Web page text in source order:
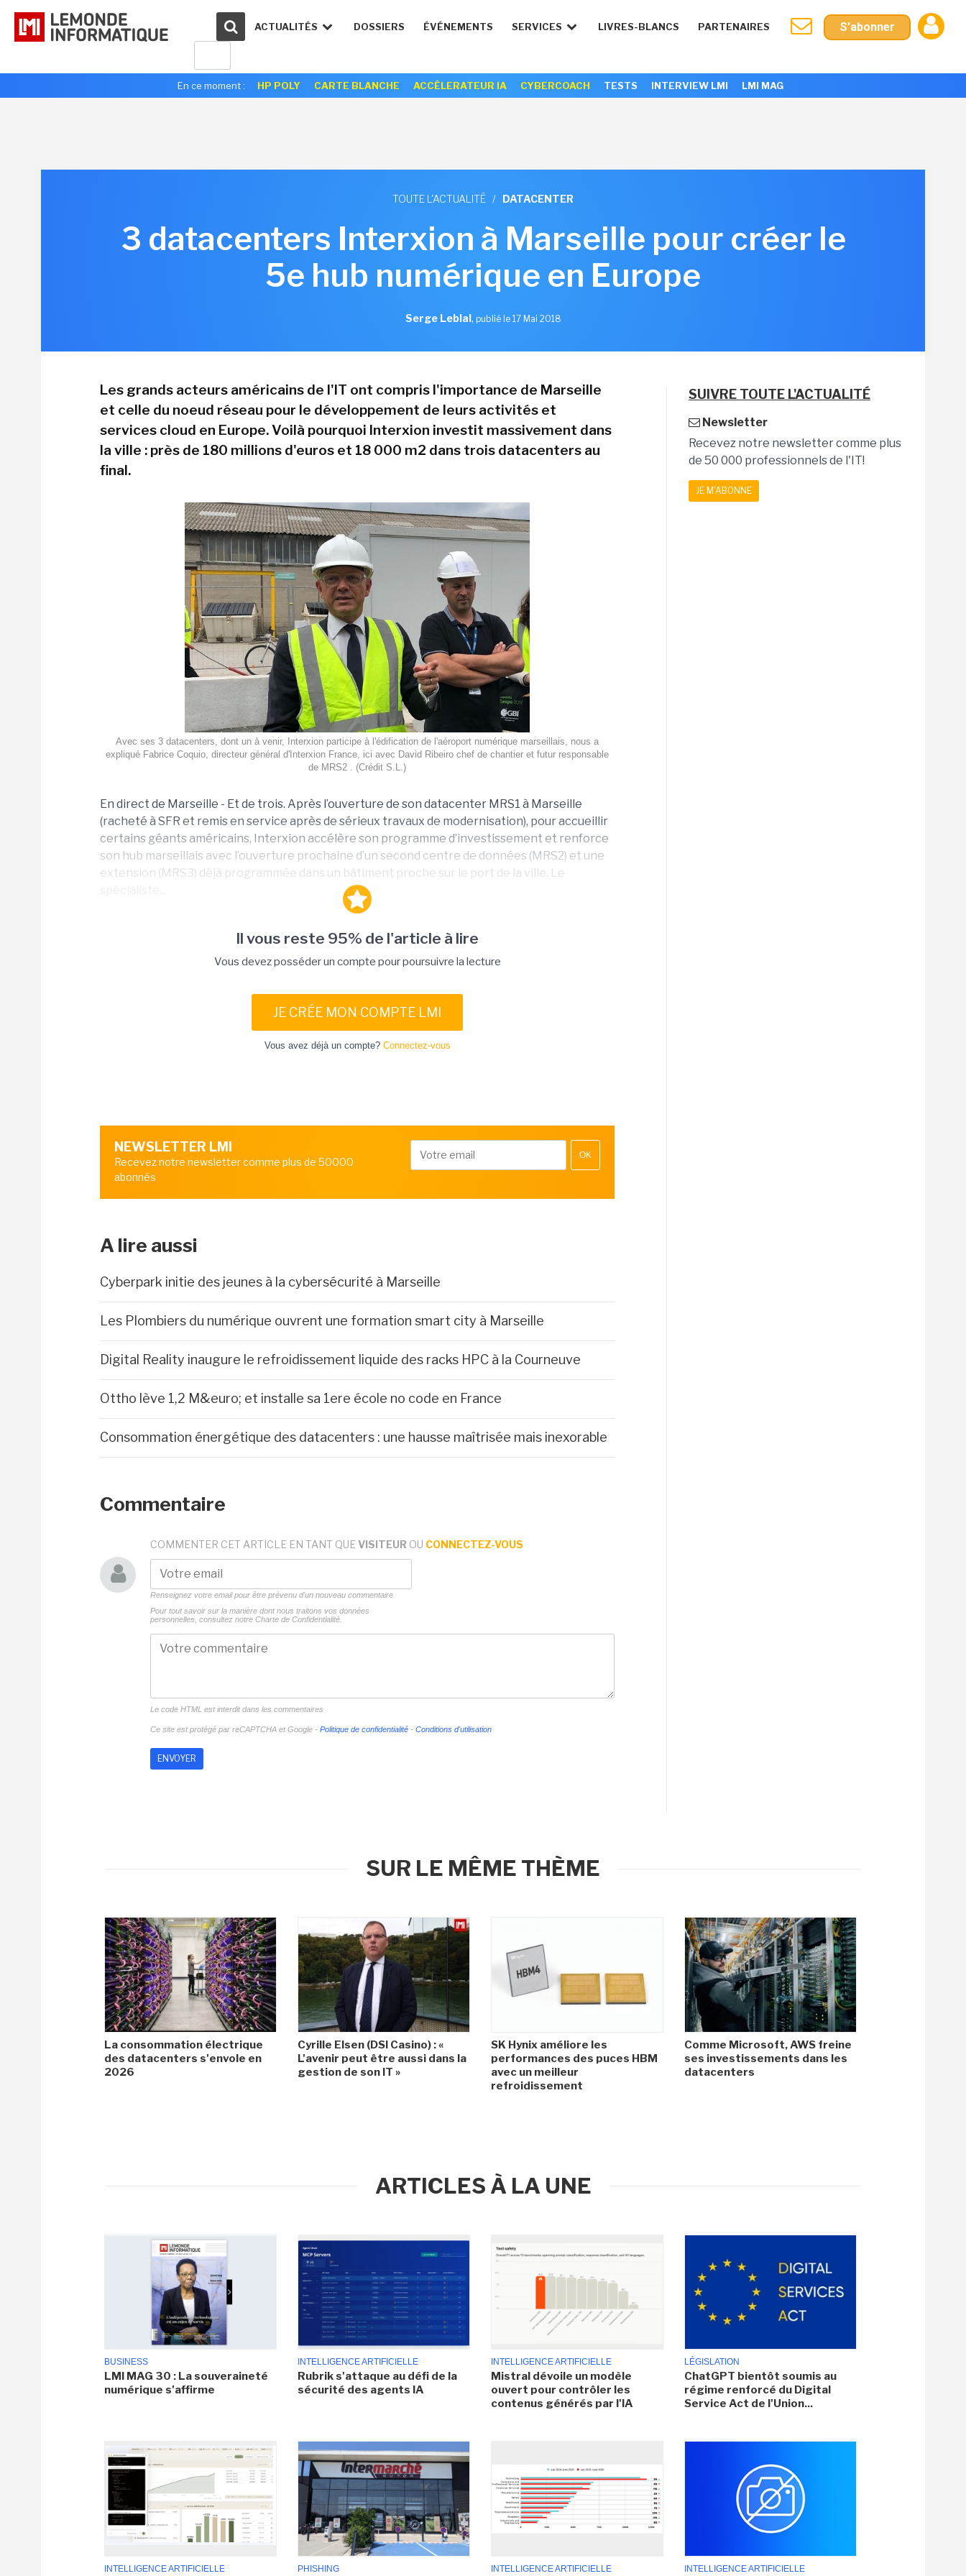
ACTUALITÉS DOSSIERS ÉVÉNEMENTS SERVICES LIVRES-BLANCS PARTENAIRES S'abonner
En ce moment : HP POLY CARTE BLANCHE ACCÉLERATEUR IA CYBERCOACH TESTS INTERVIEW LMI LMI MAG
TOUTE L'ACTUALITÉ / DATACENTER
3 datacenters Interxion à Marseille pour créer le
5e hub numérique en Europe
Serge Leblal, publié le 17 Mai 2018
Les grands acteurs américains de l'IT ont compris l'importance de Marseille
et celle du noeud réseau pour le développement de leurs activités et
services cloud en Europe. Voilà pourquoi Interxion investit massivement dans
la ville : près de 180 millions d'euros et 18 000 m2 dans trois datacenters au
final.
Avec ses 3 datacenters, dont un à venir, Interxion participe à l'édification de l'aéroport numérique marseillais, nous a
expliqué Fabrice Coquio, directeur général d'Interxion France, ici avec David Ribeiro chef de chantier et futur responsable
de MRS2 . (Crédit S.L.)
En direct de Marseille - Et de trois. Après l’ouverture de son datacenter MRS1 à Marseille
(racheté à SFR et remis en service après de sérieux travaux de modernisation), pour accueillir
certains géants américains, Interxion accélère son programme d’investissement et renforce
son hub marseillais avec l’ouverture prochaine d’un second centre de données (MRS2) et une
extension (MRS3) déjà programmée dans un bâtiment proche sur le port de la ville. Le
Il vous reste 95% de l'article à lire
Vous devez posséder un compte pour poursuivre la lecture
JE CRÉE MON COMPTE LMI
Vous avez déjà un compte? Connectez-vous
NEWSLETTER LMI
Recevez notre newsletter comme plus de 50000
abonnés
OK
A lire aussi
Cyberpark initie des jeunes à la cybersécurité à Marseille
Les Plombiers du numérique ouvrent une formation smart city à Marseille
Digital Reality inaugure le refroidissement liquide des racks HPC à la Courneuve
Ottho lève 1,2 M&euro; et installe sa 1ere école no code en France
Consommation énergétique des datacenters : une hausse maîtrisée mais inexorable
Commentaire
COMMENTER CET ARTICLE EN TANT QUE VISITEUR OU CONNECTEZ-VOUS
Renseignez votre email pour être prévenu d'un nouveau commentaire
Pour tout savoir sur la manière dont nous traitons vos données
personnelles, consultez notre Charte de Confidentialité.
Le code HTML est interdit dans les commentaires
Ce site est protégé par reCAPTCHA et Google - Politique de confidentialité - Conditions d'utilisation
SUIVRE TOUTE L'ACTUALITÉ
Newsletter
Recevez notre newsletter comme plus
de 50 000 professionnels de l'IT!
JE M'ABONNE
SUR LE MÊME THÈME
La consommation électrique
des datacenters s'envole en
2026
Cyrille Elsen (DSI Casino) : «
L'avenir peut être aussi dans la
gestion de son IT »
SK Hynix améliore les
performances des puces HBM
avec un meilleur
refroidissement
Comme Microsoft, AWS freine
ses investissements dans les
datacenters
ARTICLES À LA UNE
BUSINESS
LMI MAG 30 : La souveraineté
numérique s'affirme
INTELLIGENCE ARTIFICIELLE
Rubrik s'attaque au défi de la
sécurité des agents IA
INTELLIGENCE ARTIFICIELLE
Mistral dévoile un modèle
ouvert pour contrôler les
contenus générés par l'IA
LÉGISLATION
ChatGPT bientôt soumis au
régime renforcé du Digital
Service Act de l'Union...
INTELLIGENCE ARTIFICIELLE PHISHING INTELLIGENCE ARTIFICIELLE INTELLIGENCE ARTIFICIELLE